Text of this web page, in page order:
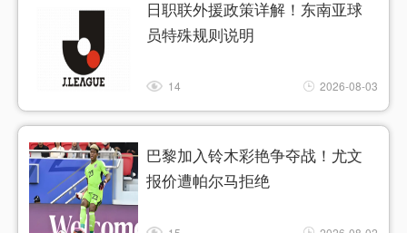
日职联外援政策详解！东南亚球
员特殊规则说明
14 2026-08-03
巴黎加入铃木彩艳争夺战！尤文
报价遭帕尔马拒绝